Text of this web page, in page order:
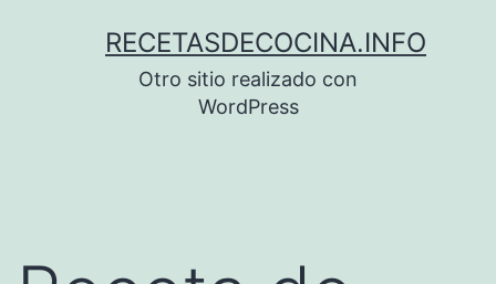
RECETASDECOCINA.INFO
Otro sitio realizado con
WordPress